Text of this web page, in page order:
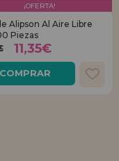
¡OFERTA!
Alipson Al Aire Libre
Piezas
11,35€
COMPRAR